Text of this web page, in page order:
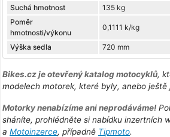
Suchá hmotnost
135 kg
Poměr
hmotnosti/výkonu
0,1111 k/kg
Výška sedla 720 mm
Bikes.cz je otevřený katalog motocyklů,
modelech motorek, které byly, anebo ještě
Motorky nenabízíme ani neprodáváme!
sháníte, prohlédněte si nabídku inzertních
a Motoinzerce, případně Tipmoto.